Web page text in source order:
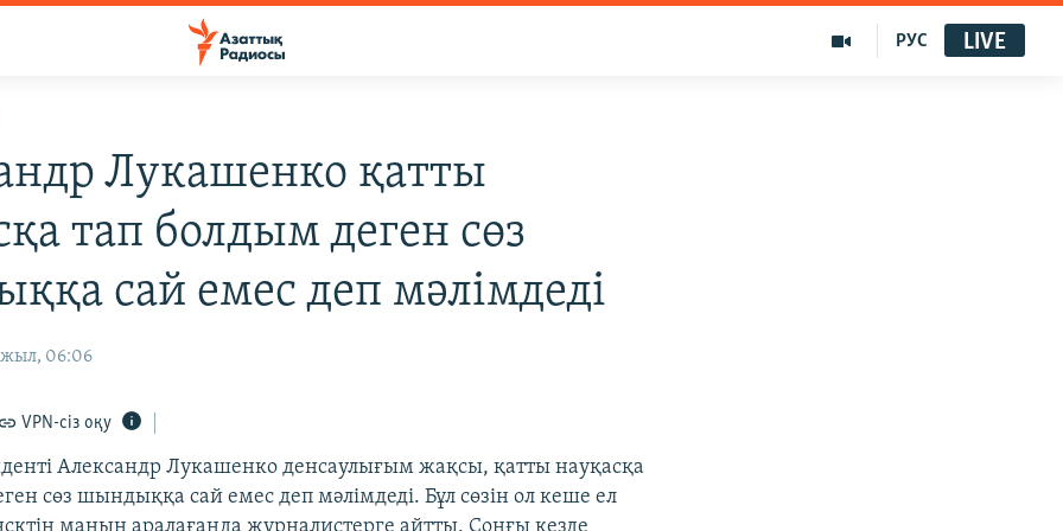
РУС LIVE
Лукашенко қатты
тап болдым деген сөз
сай емес деп мәлімдеді
жыл, 06:06
VPN-сіз оқу
Александр Лукашенко денсаулығым жақсы, қатты науқасқа
сөз шындыққа сай емес деп мәлімдеді. Бұл сөзін ол кеше ел